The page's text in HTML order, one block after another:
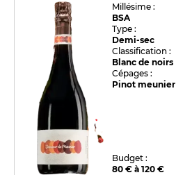
Millésime :
BSA
Type :
Demi-sec
Classification :
Blanc de noirs
Cépages :
Pinot meunier
Budget :
80 € à 120 €